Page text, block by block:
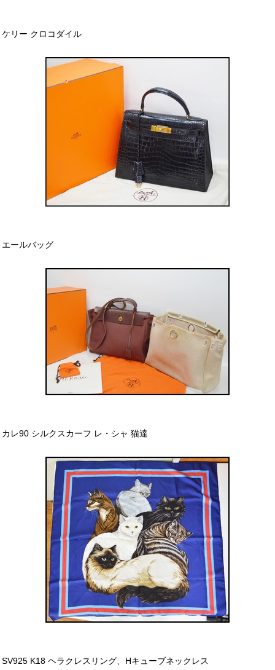
ケリー クロコダイル
エールバッグ
カレ90 シルクスカーフ レ・シャ 猫達
SV925 K18 ヘラクレスリング、Hキューブネックレス